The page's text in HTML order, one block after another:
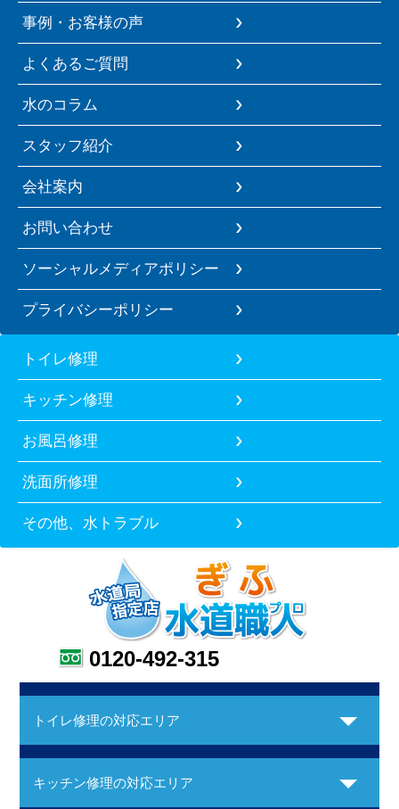
事例・お客様の声
よくあるご質問
水のコラム
スタッフ紹介
会社案内
お問い合わせ
ソーシャルメディアポリシー
プライバシーポリシー
トイレ修理
キッチン修理
お風呂修理
洗面所修理
その他、水トラブル
0120-492-315
トイレ修理の対応エリア
キッチン修理の対応エリア